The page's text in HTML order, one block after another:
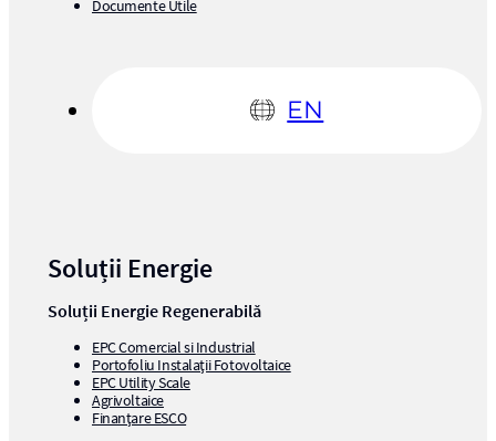
Documente Utile
EN
Soluții Energie
Soluții Energie Regenerabilă
EPC Comercial si Industrial
Portofoliu Instalații Fotovoltaice
EPC Utility Scale
Agrivoltaice
Finanțare ESCO